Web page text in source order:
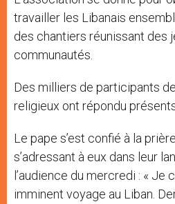
travailler les Libanais
des chantiers réunissant des
communautés.
Des milliers de participants
religieux ont répondu
Le pape s’est confié à la
s’adressant à eux dans leur
l’audience du mercredi : « Je
imminent voyage au Liban.